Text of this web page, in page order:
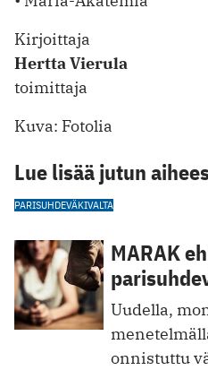
Kirjoittaja
Hertta Vierula
toimittaja
Kuva: Fotolia
Lue lisää jutun
PARISUHDEVÄKIVALTA
MARAK
Uudella,
onnistuttu